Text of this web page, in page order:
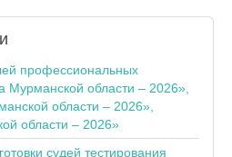
профессиональных
Мурманской области – 2026»,
области – 2026»,
области – 2026»
судей тестирования